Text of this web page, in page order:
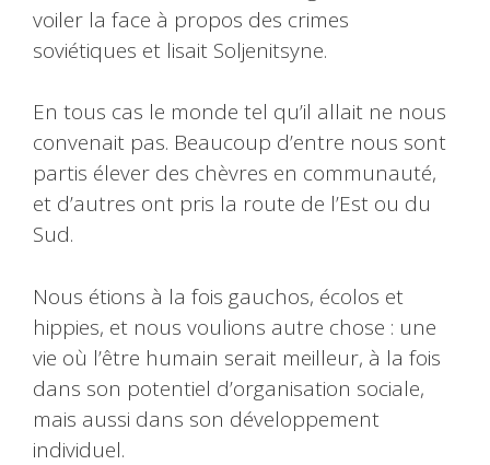
voiler la face à propos des crimes
soviétiques et lisait Soljenitsyne.
En tous cas le monde tel qu’il allait ne nous
convenait pas. Beaucoup d’entre nous sont
partis élever des chèvres en communauté,
et d’autres ont pris la route de l’Est ou du
Sud.
Nous étions à la fois gauchos, écolos et
hippies, et nous voulions autre chose : une
vie où l’être humain serait meilleur, à la fois
dans son potentiel d’organisation sociale,
mais aussi dans son développement
individuel.